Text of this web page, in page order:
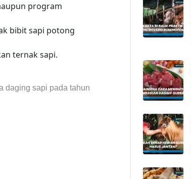
program
bibit sapi potong
ternak sapi.
daging sapi pada tahun